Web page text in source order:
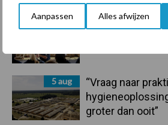
Aanpassen Alles afwijzen
Tien praktische
5 aug
“Vraag naar
groter dan ooit”